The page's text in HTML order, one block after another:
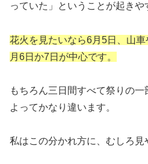
っていた」ということが起きや
花火を見たいなら6月5日、山
月6日か7日が中心です。
もちろん三日間すべて祭りの
よってかなり違います。
私はこの分かれ方に、むしろ見